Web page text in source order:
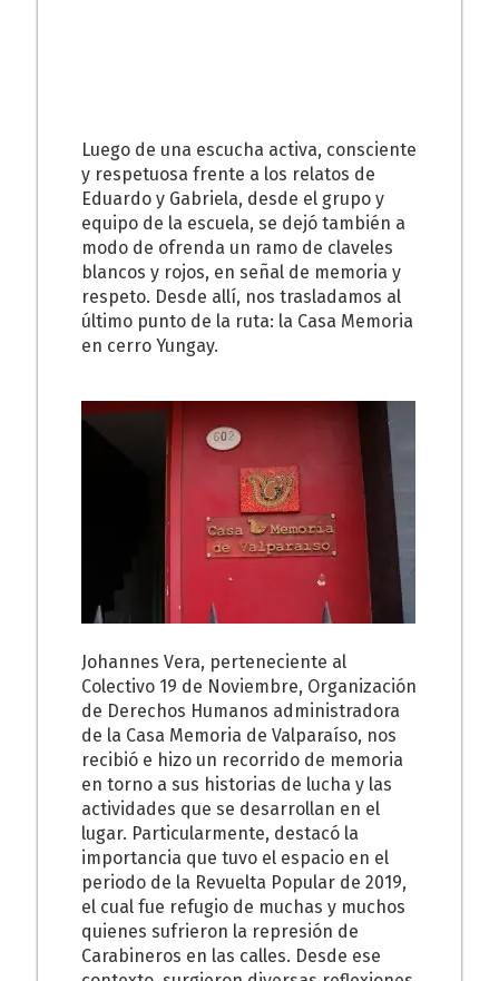
Luego de una escucha activa, consciente
y respetuosa frente a los relatos de
Eduardo y Gabriela, desde el grupo y
equipo de la escuela, se dejó también a
modo de ofrenda un ramo de claveles
blancos y rojos, en señal de memoria y
respeto. Desde allí, nos trasladamos al
último punto de la ruta: la Casa Memoria
en cerro Yungay.
Johannes Vera, perteneciente al
Colectivo 19 de Noviembre, Organización
de Derechos Humanos administradora
de la Casa Memoria de Valparaíso, nos
recibió e hizo un recorrido de memoria
en torno a sus historias de lucha y las
actividades que se desarrollan en el
lugar. Particularmente, destacó la
importancia que tuvo el espacio en el
periodo de la Revuelta Popular de 2019,
el cual fue refugio de muchas y muchos
quienes sufrieron la represión de
Carabineros en las calles. Desde ese